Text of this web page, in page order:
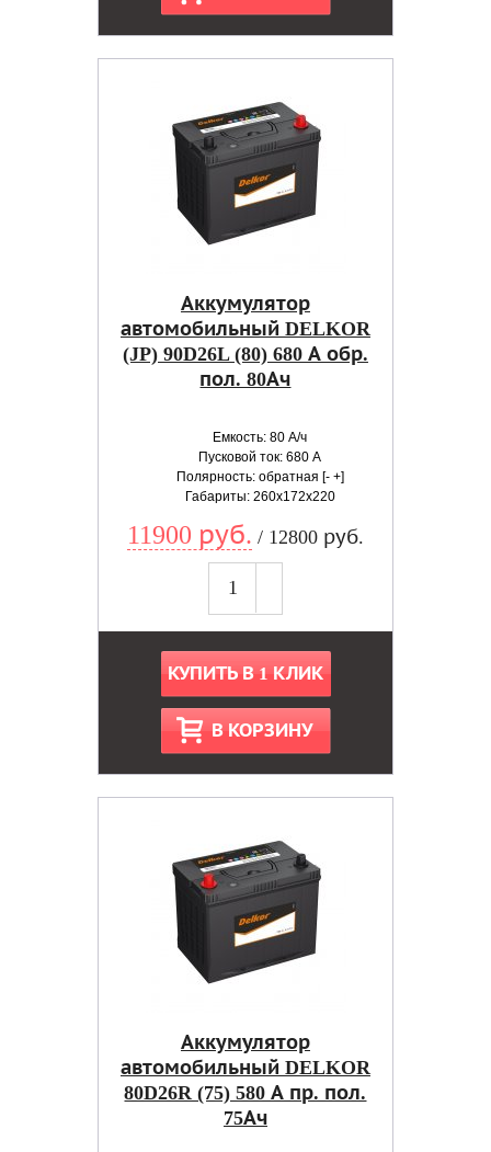
Аккумулятор
автомобильный DELKOR
(JP) 90D26L (80) 680 А обр.
пол. 80Ач
Емкость: 80 А/ч
Пусковой ток: 680 А
Полярность: обратная [- +]
Габариты: 260x172x220
11900 руб. / 12800 руб.
КУПИТЬ В 1 КЛИК
В КОРЗИНУ
Аккумулятор
автомобильный DELKOR
80D26R (75) 580 А пр. пол.
75Ач